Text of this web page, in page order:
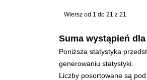
Wiersz od 1 do 21 z 21
Suma wystąpień
Poniższa statystyka
generowaniu statystyki.
Liczby posortowane są